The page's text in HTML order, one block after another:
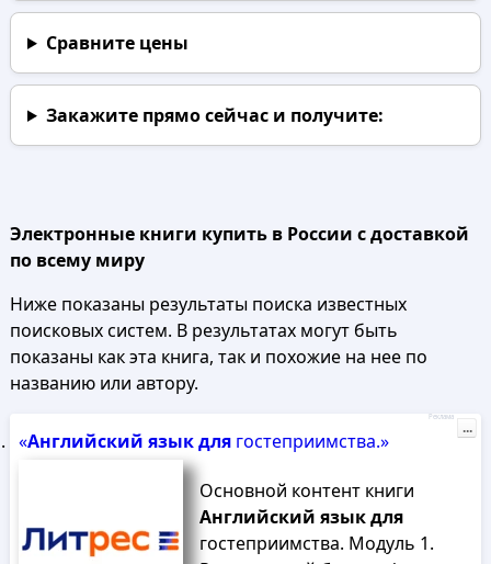
Сравните цены
Закажите прямо сейчаси получите:
Электронные книги купить в России с доставкой
по всему миру
Ниже показаны результаты поиска известных
поисковых систем. В результатах могут быть
показаны как эта книга, так и похожие на нее по
названию или автору.
«Английский языкдлягостеприимства.»
Основной контент книги
Английский языкдля
гостеприимства. Модуль 1.
Реклама
...